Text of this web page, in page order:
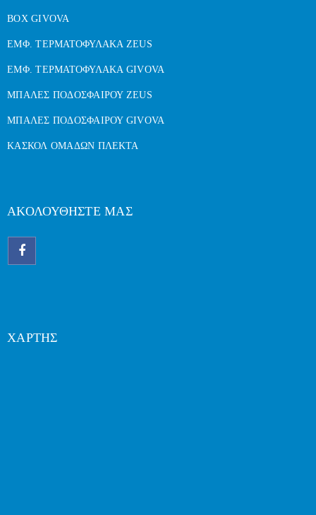
BOX GIVOVA
ΕΜΦ. ΤΕΡΜΑΤΟΦΥΛΑΚΑ ZEUS
ΕΜΦ. ΤΕΡΜΑΤΟΦΥΛΑΚΑ GIVOVA
ΜΠΑΛΕΣ ΠΟΔΟΣΦΑΙΡΟΥ ZEUS
ΜΠΑΛΕΣ ΠΟΔΟΣΦΑΙΡΟΥ GIVOVA
ΚΑΣΚΟΛ ΟΜΑΔΩΝ ΠΛΕΚΤΑ
ΑΚΟΛΟΥΘΗΣΤΕ ΜΑΣ
ΧΑΡΤΗΣ